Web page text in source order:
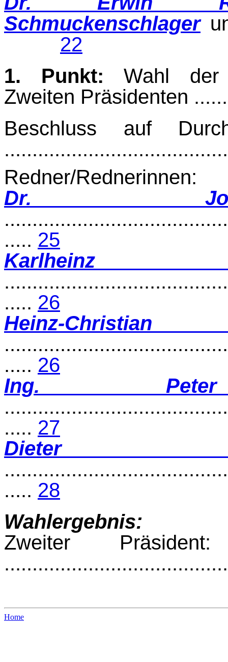
Schmuckenschlager
22
1. Punkt: Wahl der
Zweiten Präsidenten
Beschluss auf
Redner/Rednerinnen:
Dr.
..... 25
..... 26
Heinz-
..... 26
Ing. Peter
..... 27
..... 28
Wahlergebnis:
Zweiter
Home